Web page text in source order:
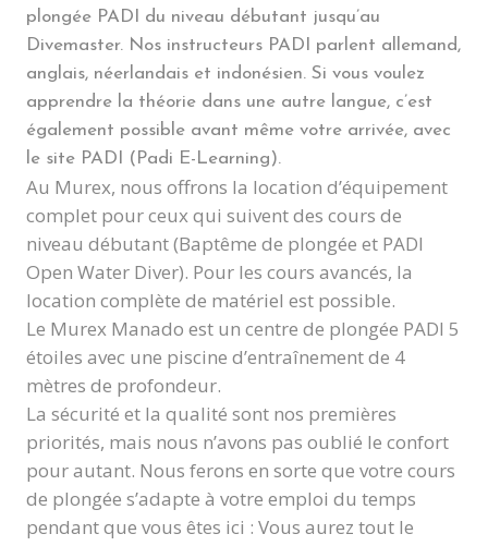
plongée PADI du niveau débutant jusqu’au
Divemaster. Nos instructeurs PADI parlent allemand,
anglais, néerlandais et indonésien. Si vous voulez
apprendre la théorie dans une autre langue, c’est
également possible avant même votre arrivée, avec
le site PADI (Padi E-Learning).
Au Murex, nous offrons la location d’équipement
complet pour ceux qui suivent des cours de
niveau débutant (Baptême de plongée et PADI
Open Water Diver). Pour les cours avancés, la
location complète de matériel est possible.
Le Murex Manado est un centre de plongée PADI 5
étoiles avec une piscine d’entraînement de 4
mètres de profondeur.
La sécurité et la qualité sont nos premières
priorités, mais nous n’avons pas oublié le confort
pour autant. Nous ferons en sorte que votre cours
de plongée s’adapte à votre emploi du temps
pendant que vous êtes ici : Vous aurez tout le